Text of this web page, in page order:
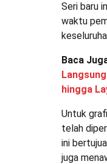
Seri baru
waktu
Baca
hingga
Untuk
telah
ini
juga